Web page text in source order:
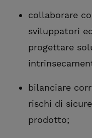
collaborare
sviluppatori
progettare
bilanciare
rischi di
prodotto;